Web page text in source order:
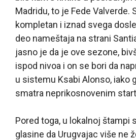
Madridu, to je Fede Valverde.
kompletan i iznad svega
deo nameštaja na strani
jasno je da je ove sezone,
ispod nivoa i on se bori da
u sistemu Ksabi Alonso, iako
smatra neprikosnovenim
Pored toga, u lokalnoj štampi
glasine da Urugvajac više ne